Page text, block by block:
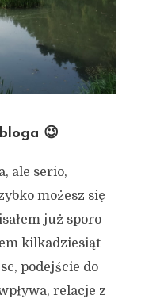
😉
ale serio,
możesz się
już sporo
kilkadziesiąt
podejście do
relacje z